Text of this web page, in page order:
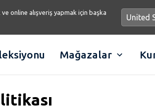
online alışveriş yapmak için başka
Mağazalar